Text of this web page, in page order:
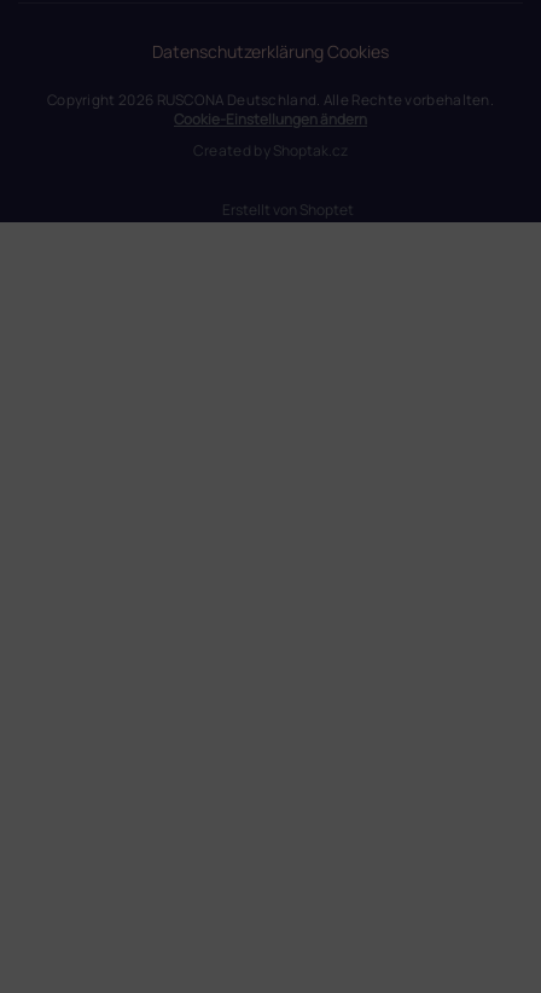
DatenschutzerklärungCookies
Erstellt von Shoptet
Copyright 2026 RUSCONA Deutschland. Alle Rechte vorbehalten.
Cookie-Einstellungen ändern
Created byShoptak.cz